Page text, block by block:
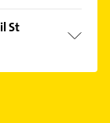
den
Sie sich
lassen.
St
.